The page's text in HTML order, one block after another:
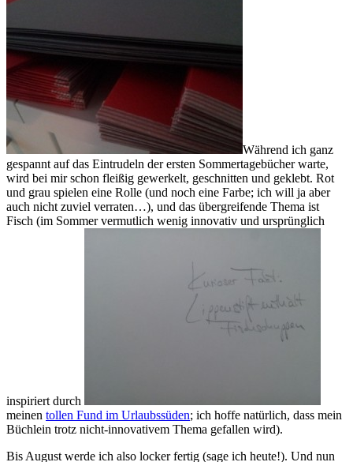
Während ich ganz
gespannt auf das Eintrudeln der ersten Sommertagebücher warte,
wird bei mir schon fleißig gewerkelt, geschnitten und geklebt. Rot
und grau spielen eine Rolle (und noch eine Farbe; ich will ja aber
auch nicht zuviel verraten…), und das übergreifende Thema ist
Fisch (im Sommer vermutlich wenig innovativ und ursprünglich
inspiriert durch
meinen tollen Fund im Urlaubssüden; ich hoffe natürlich, dass mein
Büchlein trotz nicht-innovativem Thema gefallen wird).
Bis August werde ich also locker fertig (sage ich heute!). Und nun